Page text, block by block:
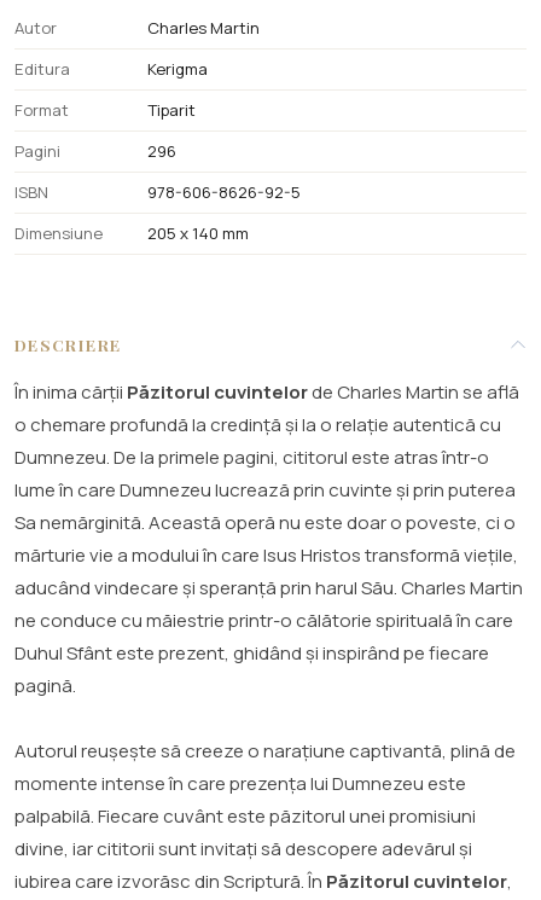
Autor
Charles Martin
Editura
Kerigma
Format
Tiparit
Pagini
296
ISBN
978-606-8626-92-5
Dimensiune
205 x 140 mm
DESCRIERE
În inima cărții Păzitorul cuvintelorde Charles Martin se află
o chemare profundă la credință și la o relație autentică cu
Dumnezeu. De la primele pagini, cititorul este atras într-o
lume în care Dumnezeu lucrează prin cuvinte și prin puterea
Sa nemărginită. Această operă nu este doar o poveste, ci o
mărturie vie a modului în care Isus Hristos transformă viețile,
aducând vindecare și speranță prin harul Său. Charles Martin
ne conduce cu măiestrie printr-o călătorie spirituală în care
Duhul Sfânt este prezent, ghidând și inspirând pe fiecare
pagină.
Autorul reușește să creeze o narațiune captivantă, plină de
momente intense în care prezența lui Dumnezeu este
palpabilă. Fiecare cuvânt este păzitorul unei promisiuni
divine, iar cititorii sunt invitați să descopere adevărul și
iubirea care izvorăsc din Scriptură. În Păzitorul cuvintelor,